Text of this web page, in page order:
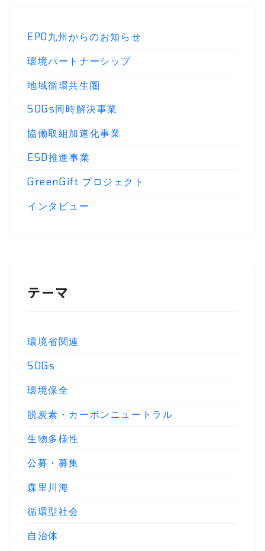
EPO九州からのお知らせ
環境パートナーシップ
地域循環共生圏
SDGs同時解決事業
協働取組加速化事業
ESD推進事業
GreenGift プロジェクト
インタビュー
テーマ
環境省関連
SDGs
環境保全
脱炭素・カーボンニュートラル
生物多様性
公募・募集
森里川海
循環型社会
自治体